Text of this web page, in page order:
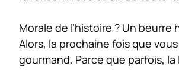
Morale de l’histoire ? Un
Alors, la prochaine fois que
gourmand. Parce que parfois,